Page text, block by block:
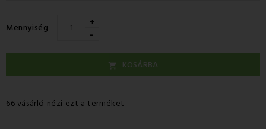
Mennyiség +
-
 KOSÁRBA
66 vásárló nézi ezt a terméket